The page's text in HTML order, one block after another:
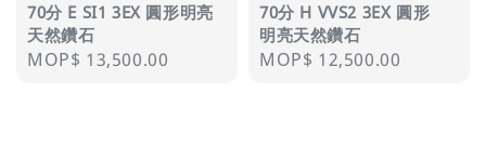
70分 E SI1 3EX 圓形明亮
天然鑽石
Regular
MOP$ 13,500.00
70分 H VVS2 3EX 圓形
明亮天然鑽石
Regular
MOP$ 12,500.00